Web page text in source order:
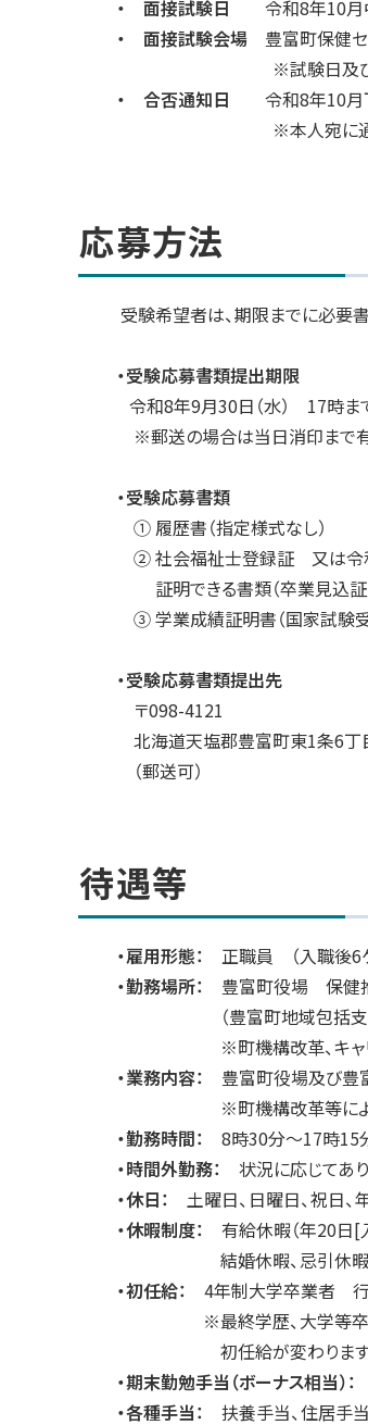
・ 面接試験日 令和8年10月
・ 面接試験会場 豊富町保健セ
※試験日及び会場は
・ 合否通知日 令和8年10月
※本人宛に通知
応募方法
受験希望者は、期限までに必要
・受験応募書類提出期限
令和8年9月30日（水） 17時ま
※郵送の場合は当日消印まで
・受験応募書類
① 履歴書（指定様式なし）
② 社会福祉士登録証 又は令
証明できる書類（卒業見込証
③ 学業成績証明書（国家試験
・受験応募書類提出先
〒098-4121
北海道天塩郡豊富町東1条6
（郵送可）
待遇等
・雇用形態： 正職員 （入職後6
・勤務場所： 豊富町役場 保健
（豊富町地域包括支援
※町機構改革、キャリア
・業務内容： 豊富町役場及び豊
※町機構改革等による内
・勤務時間： 8時30分～17時15
・時間外勤務： 状況に応じてあり
・休日： 土曜日、日曜日、祝日、
・休暇制度： 有給休暇（年20日[
結婚休暇、忌引休暇、
・初任給： 4年制大学卒業者 行
※最終学歴、大学等卒業後
初任給が変わりま
・期末勤勉手当（ボーナス相当）：
・各種手当： 扶養手当、住居手